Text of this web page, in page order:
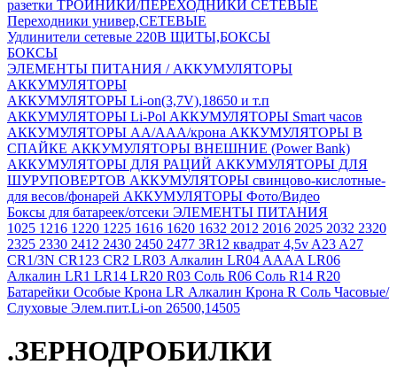
разетки ТРОЙНИКИ/ПЕРЕХОДНИКИ СЕТЕВЫЕ
Переходники универ,СЕТЕВЫЕ
Удлинители сетевые 220В ЩИТЫ,БОКСЫ
БОКСЫ
ЭЛЕМЕНТЫ ПИТАНИЯ / АККУМУЛЯТОРЫ
АККУМУЛЯТОРЫ
АККУМУЛЯТОРЫ Li-on(3,7V),18650 и т.п
АККУМУЛЯТОРЫ Li-Pol АККУМУЛЯТОРЫ Smart часов
АККУМУЛЯТОРЫ АА/ААА/крона АККУМУЛЯТОРЫ В
СПАЙКЕ АККУМУЛЯТОРЫ ВНЕШНИЕ (Power Bank)
АККУМУЛЯТОРЫ ДЛЯ РАЦИЙ АККУМУЛЯТОРЫ ДЛЯ
ШУРУПОВЕРТОВ АККУМУЛЯТОРЫ свинцово-кислотные-
для весов/фонарей АККУМУЛЯТОРЫ Фото/Видео
Боксы для батареек/отсеки ЭЛЕМЕНТЫ ПИТАНИЯ
1025 1216 1220 1225 1616 1620 1632 2012 2016 2025 2032 2320
2325 2330 2412 2430 2450 2477 3R12 квадрат 4,5v A23 A27
CR1/3N CR123 CR2 LR03 Алкалин LR04 AAAA LR06
Алкалин LR1 LR14 LR20 R03 Соль R06 Соль R14 R20
Батарейки Особые Крона LR Алкалин Крона R Соль Часовые/
Слуховые Элем.пит.Li-on 26500,14505
.ЗЕРНОДРОБИЛКИ